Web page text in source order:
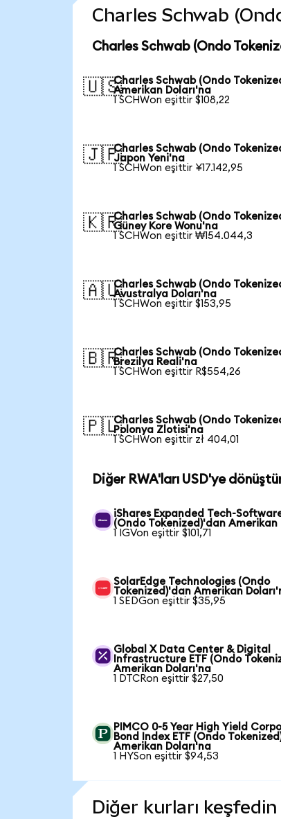
Charles Schwab
Charles Schwab (Ondo
🇺🇸Charles Schwab (Ondo
Amerikan Doları'na
1 SCHWon eşittir $108,22
🇯🇵Charles Schwab (Ondo
Japon Yeni'na
1 SCHWon eşittir ¥17.142,95
🇰🇷Charles Schwab (Ondo
Güney Kore Wonu'na
1 SCHWon eşittir ₩154.044,3
🇦🇺Charles Schwab (Ondo
Avustralya Doları'na
1 SCHWon eşittir $153,95
🇧🇷Charles Schwab (Ondo
Brezilya Reali'na
1 SCHWon eşittir R$554,26
🇵🇱Charles Schwab (Ondo
Polonya Zlotisi'na
1 SCHWon eşittir zł 404,01
Diğer RWA'ları USD'ye
iShares Expanded Tech-
(Ondo Tokenized)'dan Amerikan
1 IGVon eşittir $101,71
SolarEdge Technologies (Ondo
Tokenized)'dan Amerikan
1 SEDGon eşittir $35,95
Global X Data Center & Digital
Infrastructure ETF (Ondo
Amerikan Doları'na
1 DTCRon eşittir $27,50
PIMCO 0-5 Year High Yield
Bond Index ETF (Ondo
Amerikan Doları'na
1 HYSon eşittir $94,53
Diğer kurları keşfedin